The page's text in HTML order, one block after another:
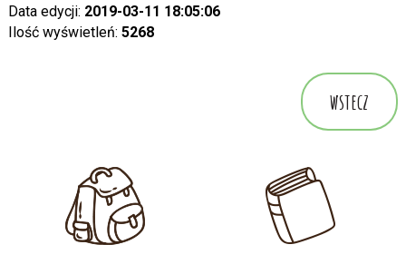
Data edycji: 2019-03-11 18:05:06
Ilość wyświetleń: 5268
wstecz